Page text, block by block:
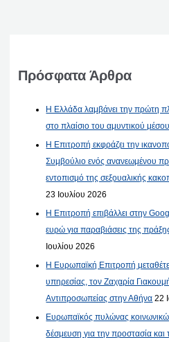
Πρόσφατα Άρθρα
Η Ελλάδα λαμβάνει την πρώτη
στο πλαίσιο του αμυντικού
Η Επιτροπή εκφράζει την
Συμβούλιο ενός ανανεωμένου
εντοπισμό της σεξουαλικής
23 Ιουλίου 2026
Η Επιτροπή επιβάλλει στην
ευρώ για παραβιάσεις της
Ιουλίου 2026
Η Ευρωπαϊκή Επιτροπή
υπηρεσίας, τον Ζαχαρία
Αντιπροσωπείας στην Αθήνα 22
Ευρωπαϊκός πυλώνας
δέσμευση για την προστασία